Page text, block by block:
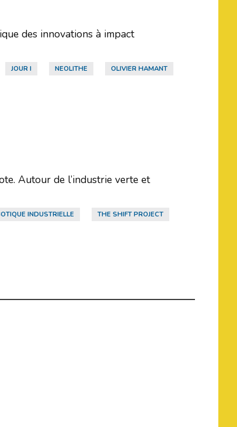
des innovations à impact
JOUR I NEOLITHE OLIVIER HAMANT
Autour de l’industrie verte et
INDUSTRIELLE THE SHIFT PROJECT